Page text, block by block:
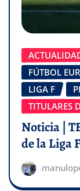
FÚTBOL
LIGA F
TITULARES
Noticia |
de la Liga